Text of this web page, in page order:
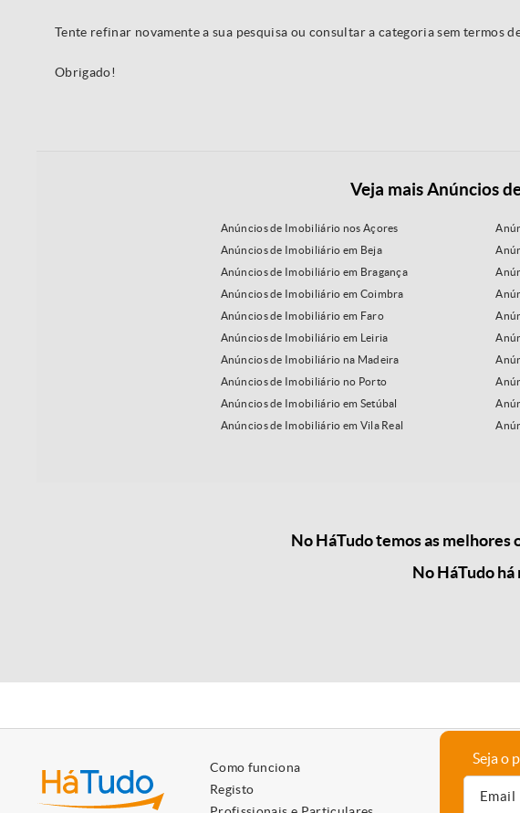
Tente refinar novamente a sua pesquisa ou consultar a categoria sem termos
Obrigado!
Veja mais Anúncios
Anúncios de Imobiliário nos Açores
Anúncios de Imobiliário em Beja
Anúncios de Imobiliário em Bragança
Anúncios de Imobiliário em Coimbra
Anúncios de Imobiliário em Faro
Anúncios de Imobiliário em Leiria
Anúncios de Imobiliário na Madeira
Anúncios de Imobiliário no Porto
Anúncios de Imobiliário em Setúbal
Anúncios de Imobiliário em Vila Real
No HáTudo temos as
No HáTudo
Como funciona
Registo
Seja o